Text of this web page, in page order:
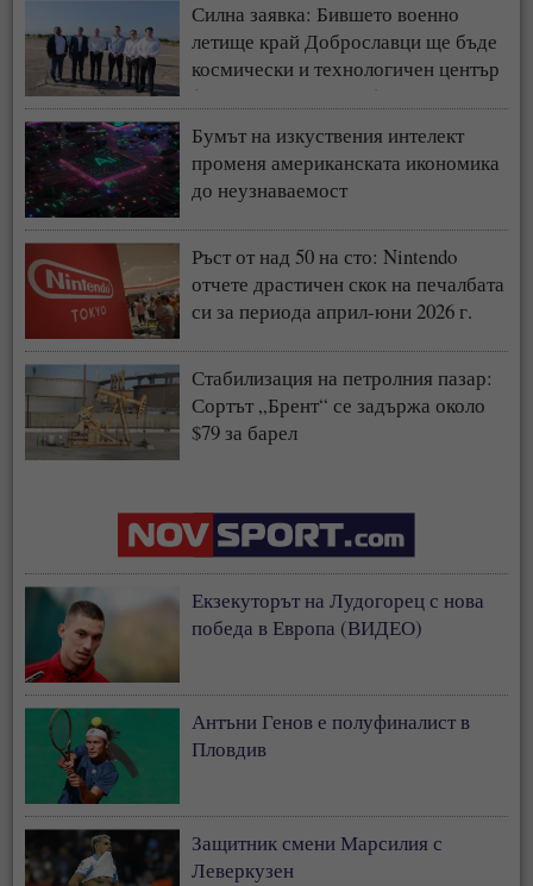
Силна заявка: Бившето военно
летище край Доброславци ще бъде
космически и технологичен център
(СНИМКИ + ВИДЕО)
Бумът на изкуствения интелект
променя американската икономика
до неузнаваемост
Ръст от над 50 на сто: Nintendo
отчете драстичен скок на печалбата
си за периода април-юни 2026 г.
Стабилизация на петролния пазар:
Сортът „Брент“ се задържа около
$79 за барел
Екзекуторът на Лудогорец с нова
победа в Европа (ВИДЕО)
Антъни Генов е полуфиналист в
Пловдив
Защитник смени Марсилия с
Леверкузен